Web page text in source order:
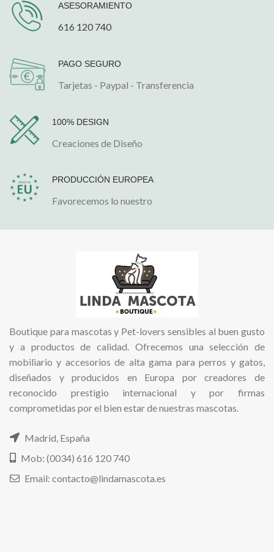
ASESORAMIENTO
616 120 740
PAGO SEGURO
Tarjetas - Paypal - Transferencia
100% DESIGN
Creaciones de Diseño
PRODUCCIÓN EUROPEA
Favorecemos lo nuestro
Boutique para mascotas y Pet-lovers sensibles al buen gusto
y a productos de calidad. Ofrecemos una selección de
mobiliario y accesorios de alta gama para perros y gatos,
diseñados y producidos en Europa por creadores de
reconocido prestigio internacional y por firmas
comprometidas por el bien estar de nuestras mascotas.
Madrid, España
Mob: (0034) 616 120 740
Email: contacto@lindamascota.es